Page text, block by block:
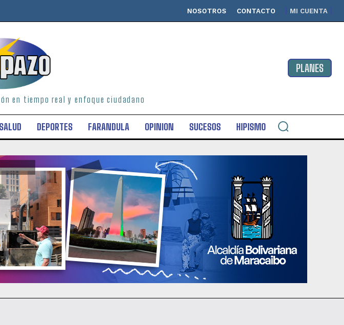
NOSOTROS CONTACTO MI CUENTA
en tiempo real y enfoque ciudadano
PLANES
SALUD DEPORTES FARANDULA OPINION SUCESOS HIPISMO